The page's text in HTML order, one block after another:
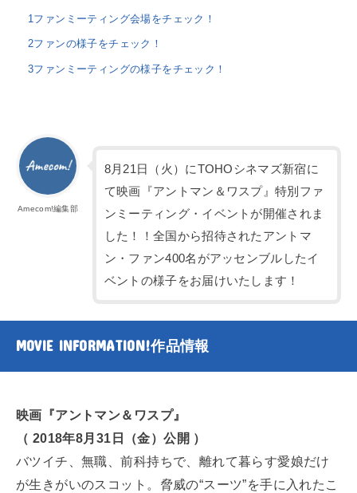
1 ファンミーティング会場をチェック！
2ファンの様子をチェック！
3ファンミーティングの様子をチェック！
Amecom!編集部
8月21日（火）にTOHOシネマズ新宿に
て映画『アントマン＆ワスプ』特別ファ
ンミーティング・イベントが開催されま
した！！全国から招待されたアントマ
ン・ファン400名がアッセンブルしたイ
ベントの様子をお届けいたします！
MOVIE INFORMATION!作品情報
映画『アントマン＆ワスプ』
（ 2018年8月31日（金）公開 ）
バツイチ、無職、前科持ちで、離れて暮らす愛娘だけ
が生きがいのスコット。脅威の“スーツ”を手に入れたこ